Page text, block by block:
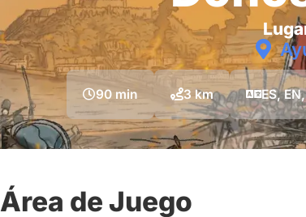
90 min 3 km ES,
Área de Juego